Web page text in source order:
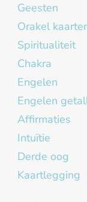
Geesten
Orakel
Spiritualiteit
Chakra
Engelen
Engelen
Affirmaties
Intuïtie
Derde oog
Kaartlegging